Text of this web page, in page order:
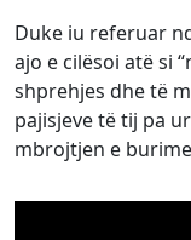
Duke iu referuar
ajo e cilësoi atë si
shprehjes dhe të
pajisjeve të tij pa
mbrojtjen e